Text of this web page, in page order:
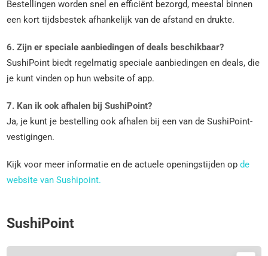
Bestellingen worden snel en efficiënt bezorgd, meestal binnen
een kort tijdsbestek afhankelijk van de afstand en drukte.
6. Zijn er speciale aanbiedingen of deals beschikbaar?
SushiPoint biedt regelmatig speciale aanbiedingen en deals, die
je kunt vinden op hun website of app.
7. Kan ik ook afhalen bij SushiPoint?
Ja, je kunt je bestelling ook afhalen bij een van de SushiPoint-
vestigingen.
Kijk voor meer informatie en de actuele openingstijden opde
website van Sushipoint.
SushiPoint